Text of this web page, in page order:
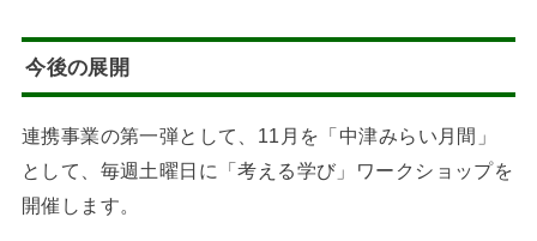
今後の展開
連携事業の第一弾として、11月を「中津みらい月間」
として、毎週土曜日に「考える学び」ワークショップを
開催します。